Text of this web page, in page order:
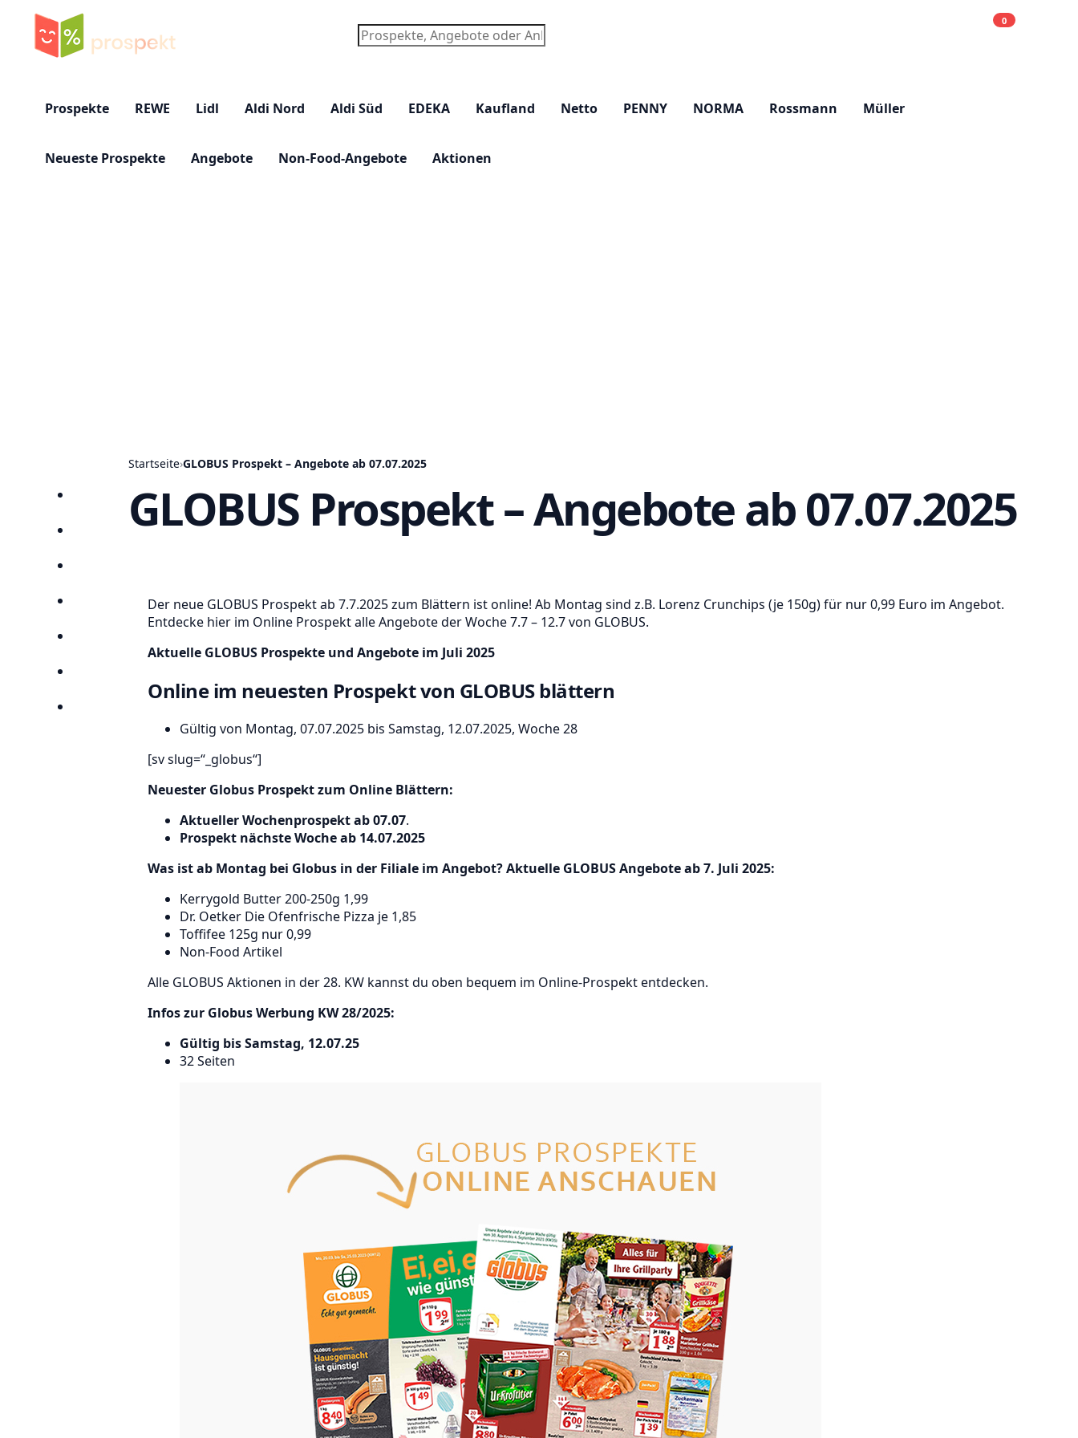
Suchen
0
Prospekte REWE Lidl Aldi Nord Aldi Süd EDEKA Kaufland Netto PENNY NORMA Rossmann Müller
Neueste Prospekte Angebote Non-Food-Angebote Aktionen
Startseite
Startseite›GLOBUS Prospekt – Angebote ab 07.07.2025
GLOBUS Prospekt – Angebote ab 07.07.2025
Der neue GLOBUS Prospekt ab 7.7.2025 zum Blättern ist online! Ab Montag sind z.B. Lorenz Crunchips (je 150g) für nur 0,99 Euro im Angebot.
Entdecke hier im Online Prospekt alle Angebote der Woche 7.7 – 12.7 von GLOBUS.
Aktuelle GLOBUS Prospekte und Angebote im Juli 2025
Online im neuesten Prospekt von GLOBUS blättern
Gültig von Montag, 07.07.2025 bis Samstag, 12.07.2025, Woche 28
[sv slug=“_globus“]
Neuester Globus Prospekt zum Online Blättern:
Aktueller Wochenprospekt ab 07.07.
Prospekt nächste Woche ab 14.07.2025
Was ist ab Montag bei Globus in der Filiale im Angebot?Aktuelle GLOBUS Angebote ab 7. Juli 2025:
Kerrygold Butter 200-250g 1,99
Dr. Oetker Die Ofenfrische Pizza je 1,85
Toffifee 125g nur 0,99
Non-Food Artikel
Alle GLOBUS Aktionen in der 28. KW kannst du oben bequem im Online-Prospekt entdecken.
Infos zur Globus Werbung KW 28/2025:
Gültig bis Samstag, 12.07.25
32 Seiten